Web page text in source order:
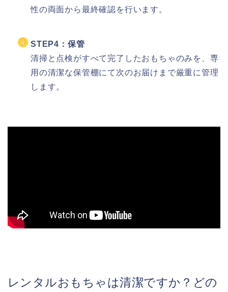
性の両面から最終確認を行います。
STEP4：保管
清掃と点検がすべて完了したおもちゃのみを、専
用の清潔な保管棚にて次のお届けまで厳重に管理
します。
レンタルおもちゃは清潔ですか？どの